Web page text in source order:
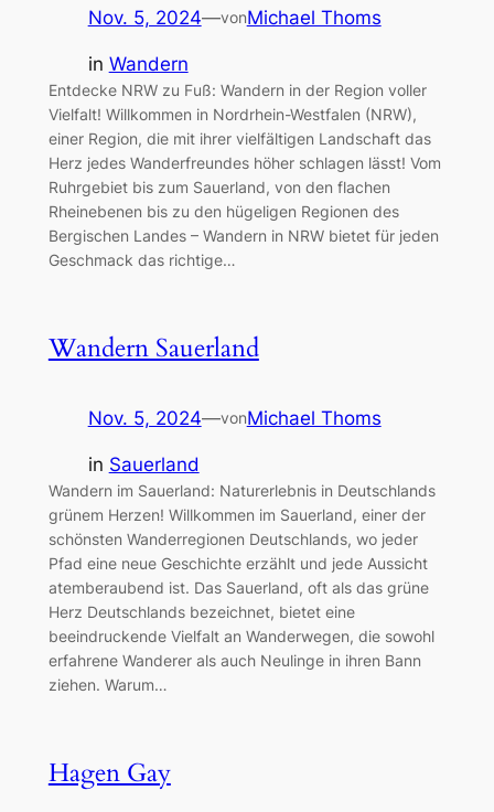
Nov. 5, 2024—vonMichael Thoms
in Wandern
Entdecke NRW zu Fuß: Wandern in der Region voller
Vielfalt! Willkommen in Nordrhein-Westfalen (NRW),
einer Region, die mit ihrer vielfältigen Landschaft das
Herz jedes Wanderfreundes höher schlagen lässt! Vom
Ruhrgebiet bis zum Sauerland, von den flachen
Rheinebenen bis zu den hügeligen Regionen des
Bergischen Landes – Wandern in NRW bietet für jeden
Geschmack das richtige…
Wandern Sauerland
Nov. 5, 2024—vonMichael Thoms
in Sauerland
Wandern im Sauerland: Naturerlebnis in Deutschlands
grünem Herzen! Willkommen im Sauerland, einer der
schönsten Wanderregionen Deutschlands, wo jeder
Pfad eine neue Geschichte erzählt und jede Aussicht
atemberaubend ist. Das Sauerland, oft als das grüne
Herz Deutschlands bezeichnet, bietet eine
beeindruckende Vielfalt an Wanderwegen, die sowohl
erfahrene Wanderer als auch Neulinge in ihren Bann
ziehen. Warum…
Hagen Gay